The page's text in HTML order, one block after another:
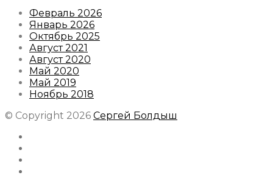
Февраль 2026
Январь 2026
Октябрь 2025
Август 2021
Август 2020
Май 2020
Май 2019
Ноябрь 2018
© Copyright 2026 Сергей Болдыш